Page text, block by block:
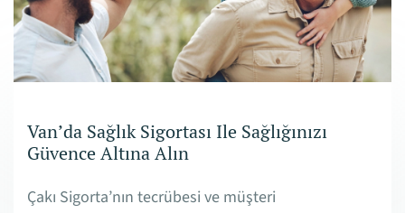
Van’da Sağlık Sigortası Ile Sağlığınızı
Güvence Altına Alın
Çakı Sigorta’nın tecrübesi ve müşteri